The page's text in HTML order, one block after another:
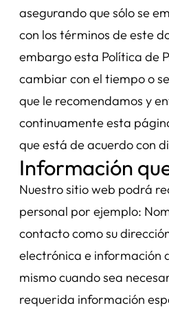
asegurando que sólo se
con los términos de este
embargo esta Política de
cambiar con el tiempo o
que le recomendamos y
continuamente esta
que está de acuerdo con
Información
Nuestro sitio web podrá
personal por ejemplo:
contacto como su
electrónica e información
mismo cuando sea
requerida información